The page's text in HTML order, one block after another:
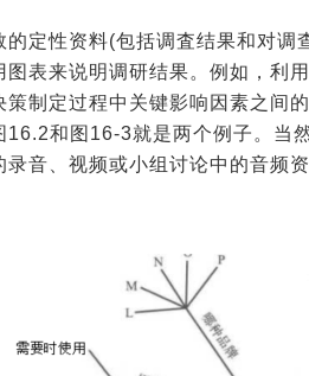
定性资料(包括调査结果和对
图表来说明调研结果。例如，利
策制定过程中关键影响因素之间
16.2和图16-3就是两个例子。当
音、视频或小组讨论中的音频